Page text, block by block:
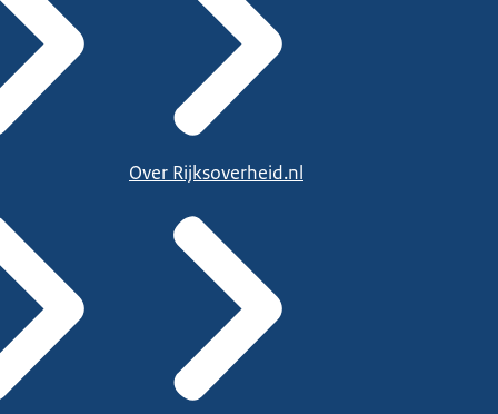
Over Rijksoverheid.nl